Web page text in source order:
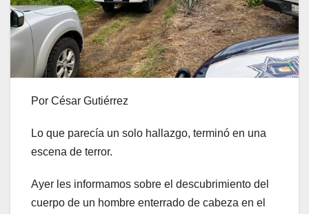
Por César Gutiérrez
Lo que parecía un solo hallazgo, terminó en una
escena de terror.
Ayer les informamos sobre el descubrimiento del
cuerpo de un hombre enterrado de cabeza en el